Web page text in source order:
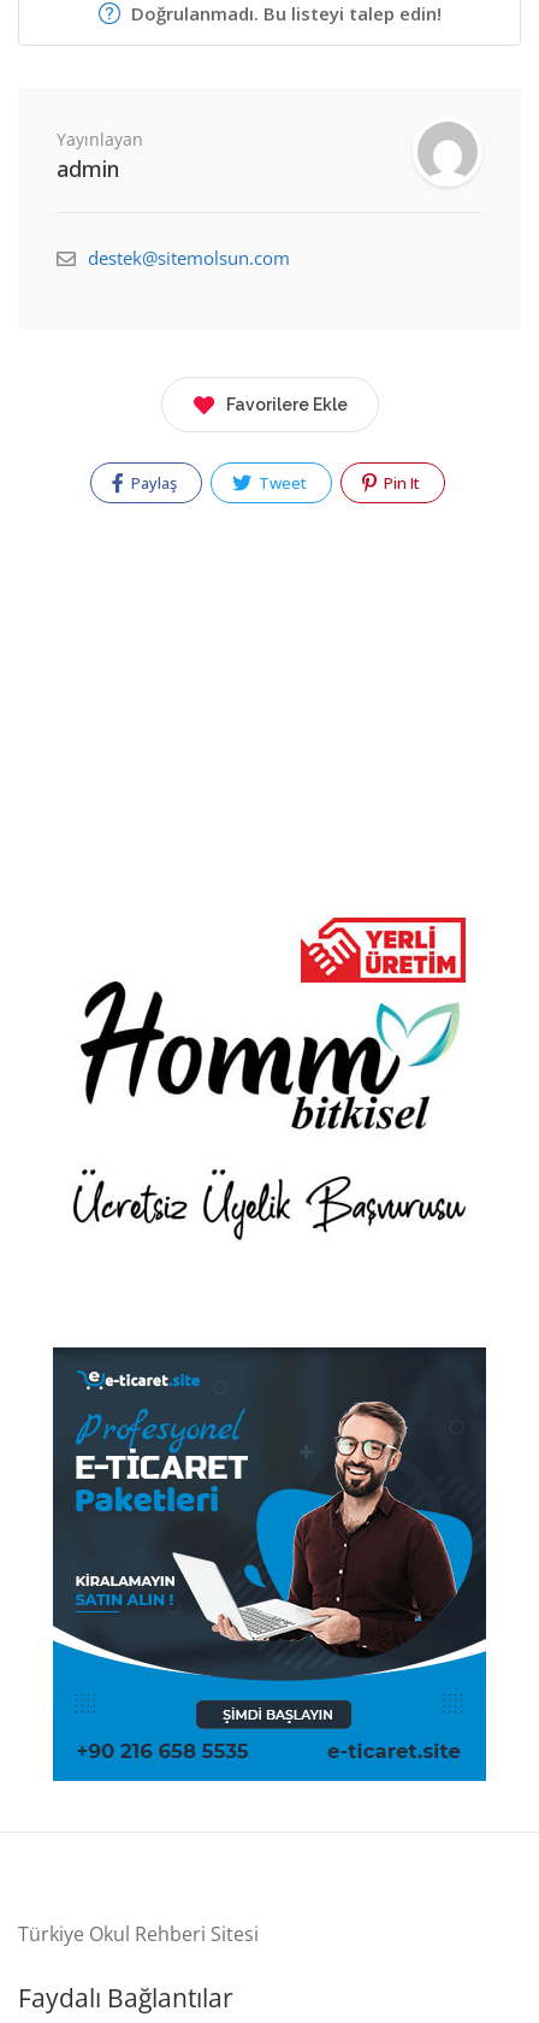
Doğrulanmadı. Bu listeyi talep edin!
Yayınlayan
admin
destek@sitemolsun.com
Favorilere Ekle
Paylaş Tweet Pin It
Türkiye Okul Rehberi Sitesi
Faydalı Bağlantılar